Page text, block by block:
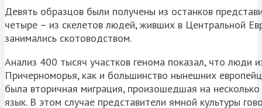
Девять образцов были получены из останков
четыре – из скелетов людей, живших в Центральной
занимались скотоводством.
Анализ 400 тысяч участков генома показал, что люди
Причерноморья, как и большинство нынешних
была вторичная миграция, произошедшая на
язык. В этом случае представители ямной культуры